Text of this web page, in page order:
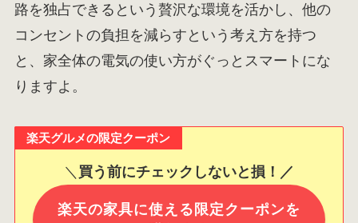
路を独占できるという贅沢な環境を活かし、他の
コンセントの負担を減らすという考え方を持つ
と、家全体の電気の使い方がぐっとスマートにな
りますよ。
楽天グルメの限定クーポン
＼ 買う前にチェックしないと損！／
楽天の家具に使える限定クーポンを